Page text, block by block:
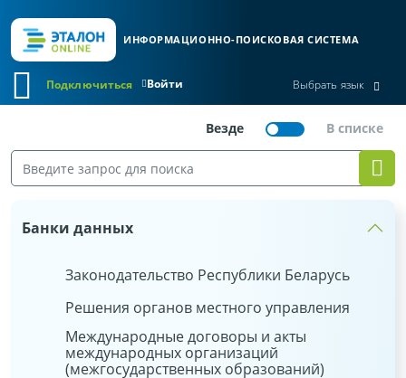
ИНФОРМАЦИОННО-ПОИСКОВАЯ СИСТЕМА
Войти
Подключиться Выбрать язык
Банки данных
Законодательство Республики Беларусь
Решения органов местного управления
Международные договоры и акты
международных организаций
(межгосударственных образований)